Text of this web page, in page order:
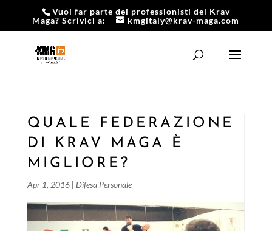
Vuoi far parte dei professionisti del Krav
Maga? Scrivici a:
kmgitaly@krav-maga.com
QUALE FEDERAZIONE
DI KRAV MAGA È
MIGLIORE?
Apr 1, 2016| Difesa Personale